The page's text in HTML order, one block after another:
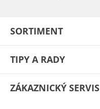
SORTIMENT
TIPY A RADY
ZÁKAZNICKÝ SERVIS